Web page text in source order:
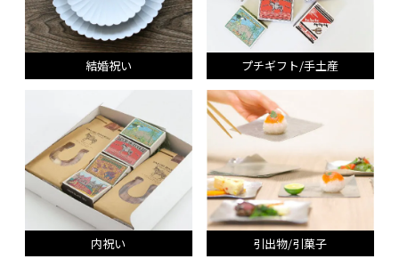
結婚祝い プチギフト/手土産
内祝い 引出物/引菓子